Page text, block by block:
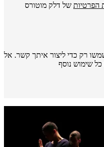
של דלק מוטורס
רק כדי ליצור איתך קשר. אל
נוסף